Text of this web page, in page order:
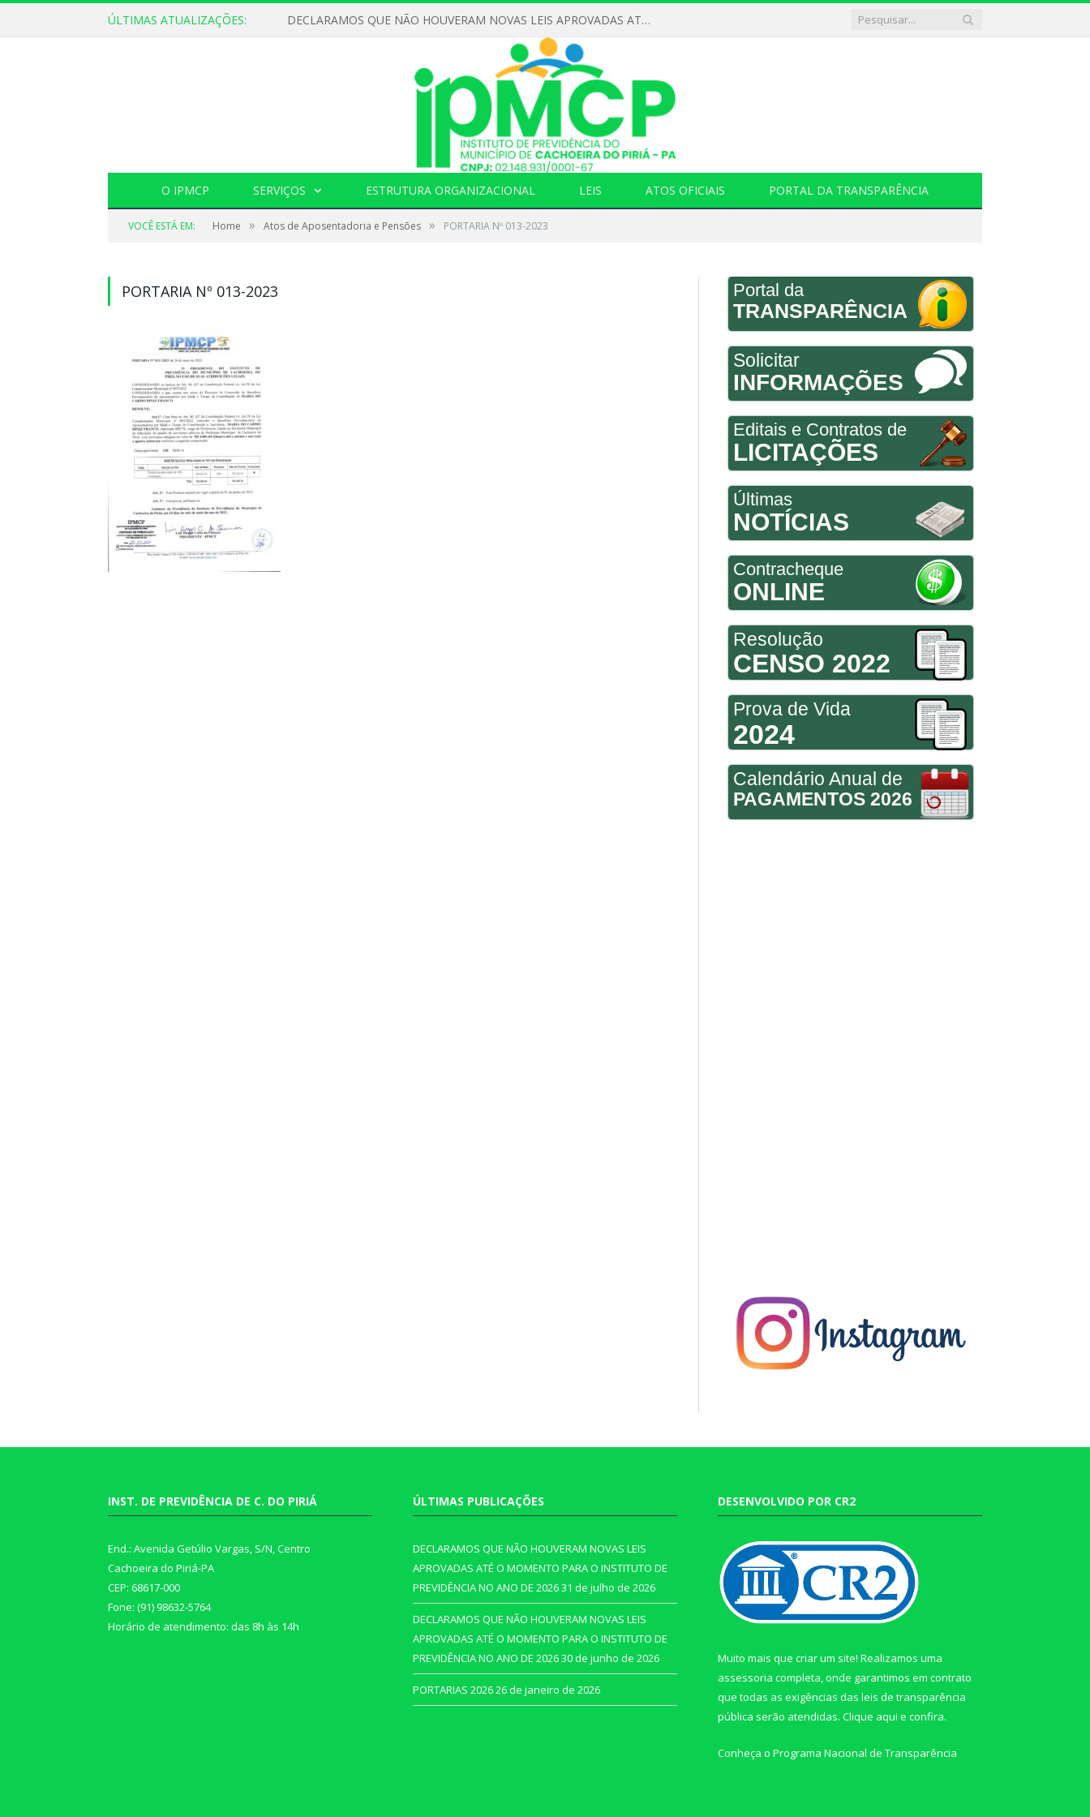
ÚLTIMAS ATUALIZAÇÕES: DECLARAMOS QUE NÃO HOUVERAM NOVAS LEIS APROVADAS ATÉ O MOMENTO PARA O INSTITUTO DE PREVIDÊNCIA NO ANO DE 2026
O IPMCP SERVIÇOS ESTRUTURA ORGANIZACIONAL LEIS ATOS OFICIAIS PORTAL DA TRANSPARÊNCIA
VOCÊ ESTÁ EM: Home » Atos de Aposentadoria e Pensões » PORTARIA Nº 013-2023
PORTARIA Nº 013-2023 Portal da
TRANSPARÊNCIA
Solicitar
INFORMAÇÕES
Editais e Contratos de
LICITAÇÕES
Últimas
NOTÍCIAS
Contracheque
ONLINE
Resolução
CENSO 2022
Prova de Vida
2024
Calendário Anual de
PAGAMENTOS 2026
INST. DE PREVIDÊNCIA DE C. DO PIRIÁ
End.: Avenida Getúlio Vargas, S/N, Centro
Cachoeira do Piriá-PA
CEP: 68617-000
Fone: (91) 98632-5764
Horário de atendimento: das 8h às 14h
ÚLTIMAS PUBLICAÇÕES
DECLARAMOS QUE NÃO HOUVERAM NOVAS LEIS
APROVADAS ATÉ O MOMENTO PARA O INSTITUTO DE
PREVIDÊNCIA NO ANO DE 202631 de julho de 2026
DECLARAMOS QUE NÃO HOUVERAM NOVAS LEIS
APROVADAS ATÉ O MOMENTO PARA O INSTITUTO DE
PREVIDÊNCIA NO ANO DE 202630 de junho de 2026
PORTARIAS 202626 de janeiro de 2026
DESENVOLVIDO POR CR2
Muito mais que criar um site! Realizamos uma
assessoria completa, onde garantimos em contrato
que todas as exigências das leis de transparência
pública serão atendidas. Clique aqui e confira.
Conheça o Programa Nacional de Transparência